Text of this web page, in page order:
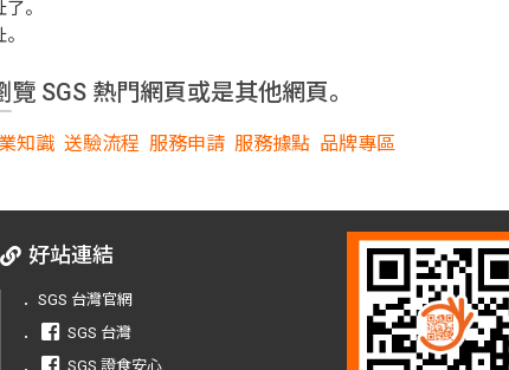
。
SGS 熱門網頁或是其他網頁。
知識 送驗流程 服務申請 服務據點 品牌專區
好站連結
． SGS 台灣官網
．
SGS 台灣
．
SGS 證食安心